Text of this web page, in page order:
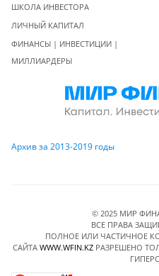
ШКОЛА ИНВЕСТОРА
ЛИЧНЫЙ КАПИТАЛ
ФИНАНСЫ | ИНВЕСТИЦИИ |
МИЛЛИАРДЕРЫ
Архив за 2013-2019 годы
© 2025 МИР
ВСЕ ПРАВА
ПОЛНОЕ ИЛИ ЧАСТИЧНОЕ
САЙТА WWW.WFIN.KZРАЗРЕШЕНО